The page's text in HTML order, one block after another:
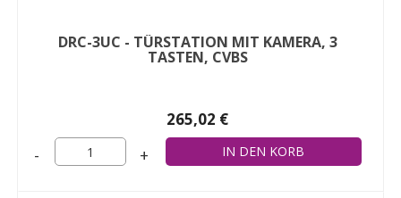
DRC-3UC - TÜRSTATION MIT KAMERA, 3
TASTEN, CVBS
265,02 €
- +